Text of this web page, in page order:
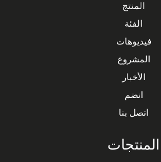
المنتج
الفئة
فيديوهات
المشروع
الأخبار
انضم
اتصل بنا
المنتجات